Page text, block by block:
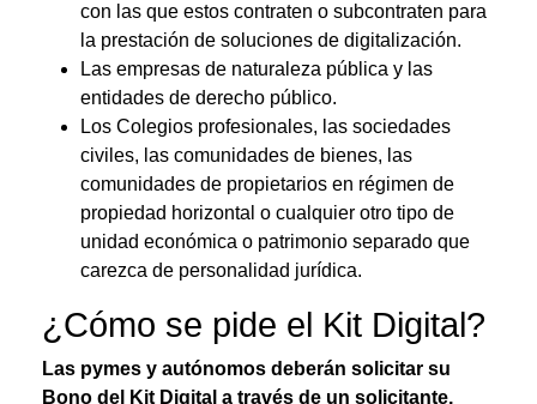
con las que estos contraten o subcontraten para
la prestación de soluciones de digitalización.
Las empresas de naturaleza pública y las
entidades de derecho público.
Los Colegios profesionales, las sociedades
civiles, las comunidades de bienes, las
comunidades de propietarios en régimen de
propiedad horizontal o cualquier otro tipo de
unidad económica o patrimonio separado que
carezca de personalidad jurídica.
¿Cómo se pide el Kit Digital?
Las pymes y autónomos deberán solicitar su
Bono del Kit Digital a través de un solicitante,